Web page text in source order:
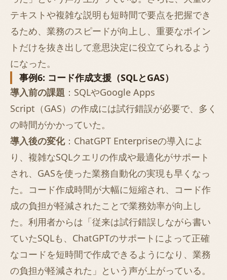
テキストや複雑な説明も短時間で要点を把握でき
るため、業務のスピードが向上し、重要なポイン
トだけを抜き出して意思決定に役立てられるよう
になった。
事例6: コード作成支援（SQLとGAS）
導入前の課題 ：SQLやGoogle Apps
Script（GAS）の作成には試行錯誤が必要で、多く
の時間がかかっていた。
導入後の変化：ChatGPT Enterpriseの導入によ
り、複雑なSQLクエリの作成や最適化がサポート
され、GASを使った業務自動化の実現も早くなっ
た。コード作成時間が大幅に短縮され、コード作
成の負担が軽減されたことで業務効率が向上し
た。利用者からは「従来は試行錯誤しながら書い
ていたSQLも、ChatGPTのサポートによって正確
なコードを短時間で作成できるようになり、業務
の負担が軽減された」という声が上がっている。